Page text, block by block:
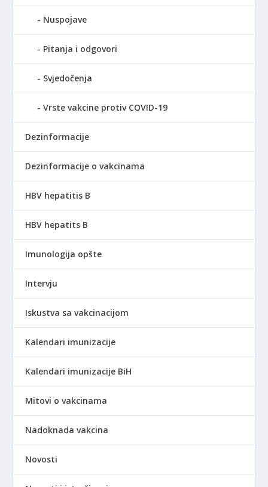
Nuspojave
Pitanja i odgovori
Svjedočenja
Vrste vakcine protiv COVID-19
Dezinformacije
Dezinformacije o vakcinama
HBV hepatitis B
HBV hepatits B
Imunologija opšte
Intervju
Iskustva sa vakcinacijom
Kalendari imunizacije
Kalendari imunizacije BiH
Mitovi o vakcinama
Nadoknada vakcina
Novosti